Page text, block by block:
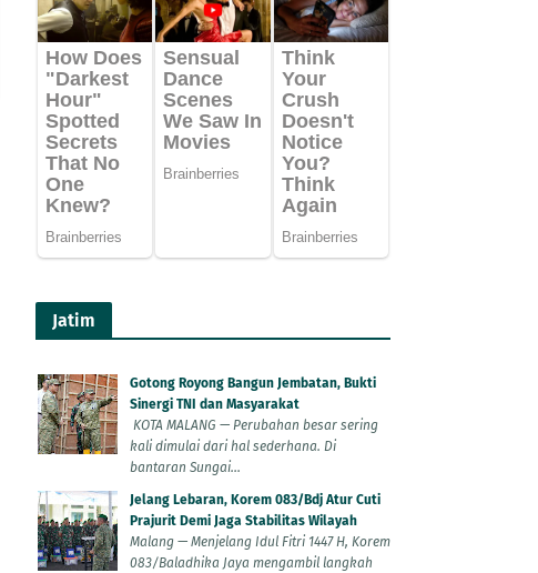
Jatim
Gotong Royong Bangun Jembatan, Bukti
Sinergi TNI dan Masyarakat
KOTA MALANG — Perubahan besar sering
kali dimulai dari hal sederhana. Di
bantaran Sungai...
Jelang Lebaran, Korem 083/Bdj Atur Cuti
Prajurit Demi Jaga Stabilitas Wilayah
Malang — Menjelang Idul Fitri 1447 H, Korem
083/Baladhika Jaya mengambil langkah